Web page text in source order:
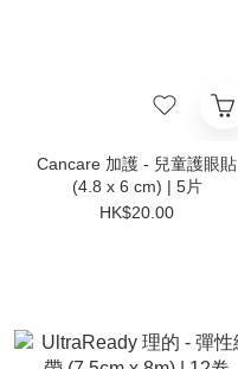
Cancare 加護 - 兒童護眼貼
(4.8 x 6 cm) | 5片
HK$20.00